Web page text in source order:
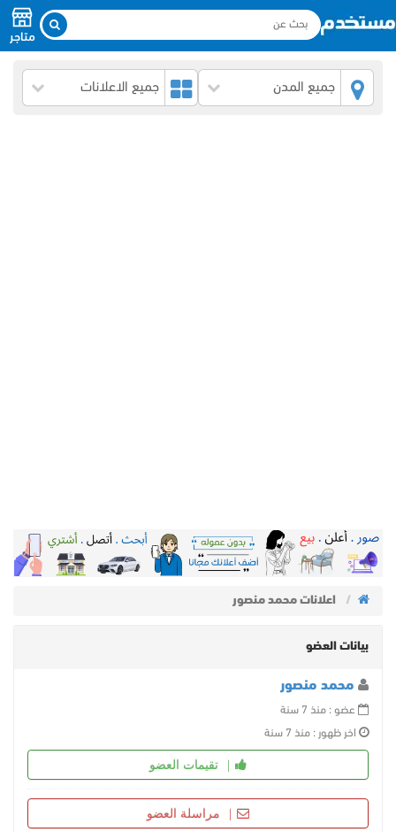
متاجر
جميع المدن جميع الاعلانات
اعلانات محمد منصور
بيانات العضو
محمد منصور
عضو : منذ 7 سنة
اخر ظهور : منذ 7 سنة
تقيمات العضو
مراسلة العضو